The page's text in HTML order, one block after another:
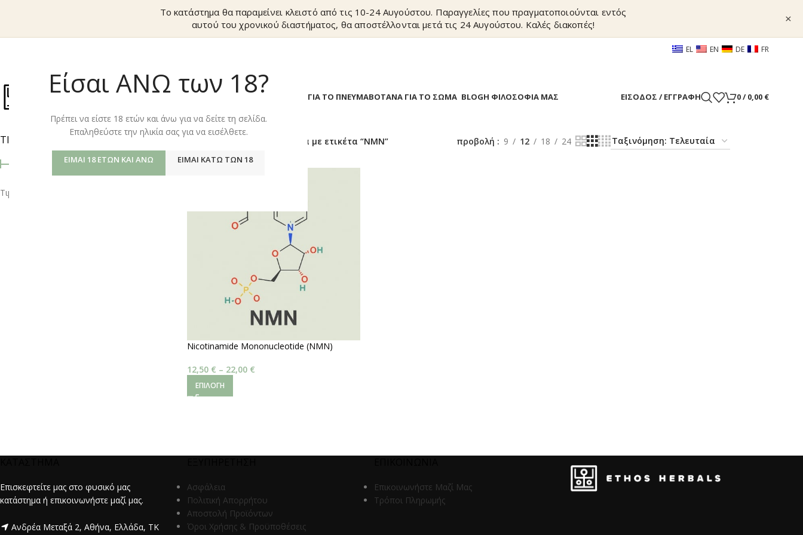
Είσαι ΑΝΩ των 18?
Πρέπει να είστε 18 ετών και άνω για να δείτε τη σελίδα.
Επαληθεύστε την ηλικία σας για να εισέλθετε.
ΕΊΜΑΙ 18 ΕΤΏΝ ΚΑΙ ΆΝΩ ΕΊΜΑΙ ΚΆΤΩ ΤΩΝ 18
Το κατάστημα θα παραμείνει κλειστό από τις 10-24 Αυγούστου. Παραγγελίες που πραγματοποιούνται εντός
αυτού του χρονικού διαστήματος, θα αποστέλλονται μετά τις 24 Αυγούστου. Καλές διακοπές!
×
EL EN DE FR
ΒΟΤΑΝΑ ΓΙΑ ΤΟ ΠΝΕΥΜΑΒΟΤΑΝΑ ΓΙΑ ΤΟ ΣΩΜΑ BLOGΗ ΦΙΛΟΣΟΦΙΑ ΜΑΣ ΕΊΣΟΔΟΣ / ΕΓΓΡΑΦΉ 0/ 0,00 €
ΤΙΜΉ
Τιμή:
Προϊόντα με ετικέτα “NMN” προβολή 9 12 18 24
Nicotinamide Mononucleotide (NMN)
12,50 € – 22,00 €
ΕΠΙΛΟΓΉ
Επισκεφτείτε μας στο φυσικό μας
κατάστημα ή επικοινωνήστε μαζί μας.
Ανδρέα Μεταξά 2, Αθήνα, Ελλάδα, ΤΚ
Ασφάλεια
Πολιτική Απορρήτου
Αποστολή Προϊόντων
Όροι Χρήσης & Προϋποθέσεις
Επικοινωνήστε Μαζί Μας
Τρόποι Πληρωμής